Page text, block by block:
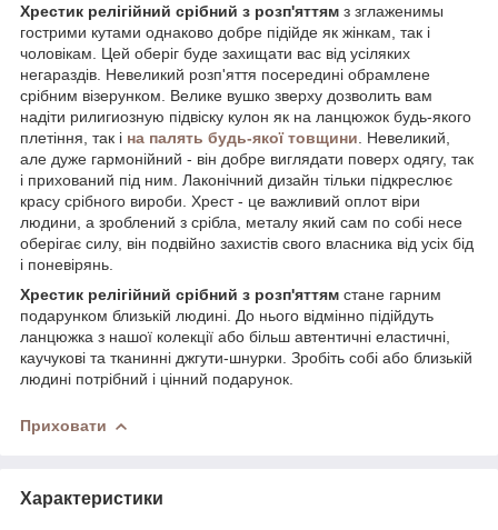
Хрестик релігійний срібний з розп'яттям з зглаженимы
гострими кутами однаково добре підійде як жінкам, так і
чоловікам. Цей оберіг буде захищати вас від усіляких
негараздів. Невеликий розп'яття посередині обрамлене
срібним візерунком. Велике вушко зверху дозволить вам
надіти рилигиозную підвіску кулон як на ланцюжок будь-якого
плетіння, так і на палять будь-якої товщини . Невеликий,
але дуже гармонійний - він добре виглядати поверх одягу, так
і прихований під ним. Лаконічний дизайн тільки підкреслює
красу срібного вироби. Хрест - це важливий оплот віри
людини, а зроблений з срібла, металу який сам по собі несе
оберігає силу, він подвійно захистів свого власника від усіх бід
і поневірянь.
Хрестик релігійний срібний з розп'яттям стане гарним
подарунком близькій людині. До нього відмінно підійдуть
ланцюжка з нашої колекції або більш автентичні еластичні,
каучукові та тканинні джгути-шнурки. Зробіть собі або близькій
людині потрібний і цінний подарунок.
Приховати
Характеристики